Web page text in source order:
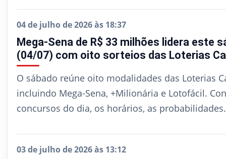
04 de julho de 2026 às 18:37
Mega-Sena de R$ 33 milhões lidera este
(04/07) com oito sorteios das Loterias
O sábado reúne oito modalidades das Loterias
incluindo Mega-Sena, +Milionária e Lotofácil.
concursos do dia, os horários, as
03 de julho de 2026 às 13:12